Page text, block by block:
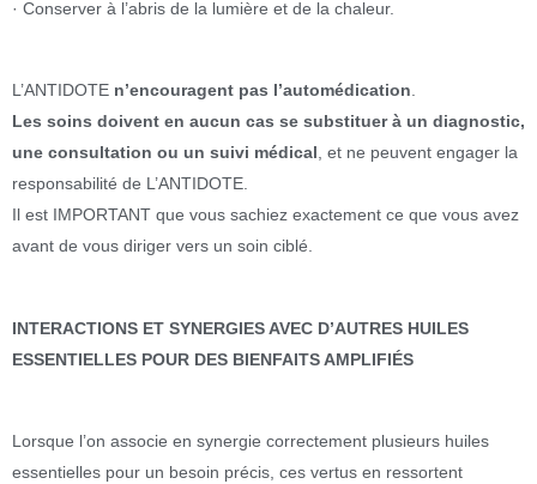
· Conserver à l’abris de la lumière et de la chaleur.
L’ANTIDOTE n’encouragent pas l’automédication
Les soins doivent en aucun cas se substituer à un diagnostic,
une consultation ou un suivi médical , et ne peuvent engager la
responsabilité de L’ANTIDOTE.
Il est IMPORTANT que vous sachiez exactement ce que vous avez
avant de vous diriger vers un soin ciblé.
INTERACTIONS ET SYNERGIES AVEC D’AUTRES HUILES
ESSENTIELLES POUR DES BIENFAITS AMPLIFIÉS
Lorsque l’on associe en synergie correctement plusieurs huiles
essentielles pour un besoin précis, ces vertus en ressortent